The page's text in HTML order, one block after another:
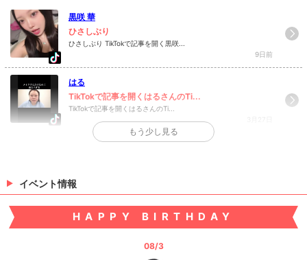
（06/10 17:00）
黒咲 華
ひさしぶり
ひさしぶり TikTokで記事を開く黒咲...
9日前
はる
TikTokで記事を開くはるさんのTi...
TikTokで記事を開くはるさんのTi...
もう少し見る
イベント情報
HAPPY BIRTHDAY
08/3